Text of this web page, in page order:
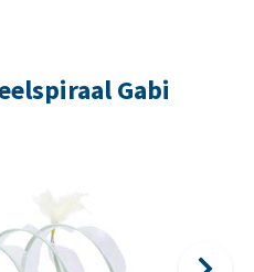
Gabi